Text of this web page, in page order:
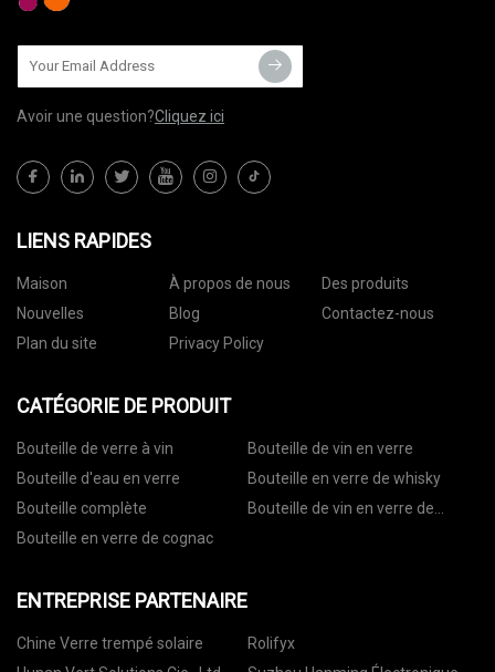
Avoir une question?Cliquez ici
LIENS RAPIDES
Maison À propos de nous
Des produits
Nouvelles
Blog
Contactez-nous
Plan du site
Privacy Policy
CATÉGORIE DE PRODUIT
Bouteille de verre à vin
Bouteille de vin en verre
Bouteille d'eau en verre
Bouteille en verre de whisky
Bouteille complète
Bouteille de vin en verre de
Bouteille en verre de cognac
ENTREPRISE PARTENAIRE
Chine Verre trempé solaire
Rolifyx